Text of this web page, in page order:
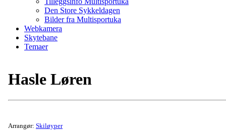
Den Store Sykkeldagen
Bilder fra Multisportuka
Webkamera
Skytebane
Temaer
Hasle Løren
Arrangør: Skiløyper